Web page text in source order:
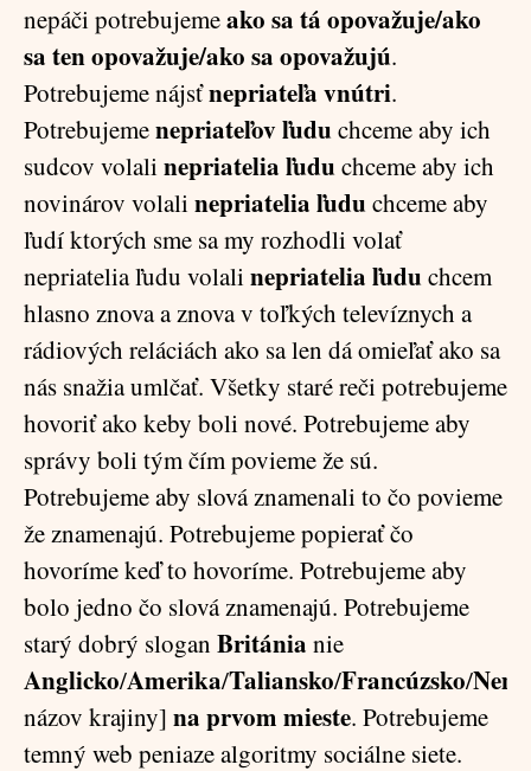
nepáči potrebujemeako sa tá opovažuje/ako
sa ten opovažuje/ako sa opovažujú.
Potrebujeme nájsťnepriateľa vnútri.
Potrebujemenepriateľov ľuduchceme aby ich
sudcov volalinepriatelia ľuduchceme aby ich
novinárov volalinepriatelia ľuduchceme aby
ľudí ktorých sme sa my rozhodli volať
nepriatelia ľudu volalinepriatelia ľuduchcem
hlasno znova a znova v toľkých televíznych a
rádiových reláciách ako sa len dá omieľať ako sa
nás snažia umlčať. Všetky staré reči potrebujeme
hovoriť ako keby boli nové. Potrebujeme aby
správy boli tým čím povieme že sú.
Potrebujeme aby slová znamenali to čo povieme
že znamenajú. Potrebujeme popierať čo
hovoríme keď to hovoríme. Potrebujeme aby
bolo jedno čo slová znamenajú. Potrebujeme
starý dobrý slogan Británia nie
Anglicko/Amerika/Taliansko/Francúzsko/
názov krajiny] na prvom mieste. Potrebujeme
temný web peniaze algoritmy sociálne siete.